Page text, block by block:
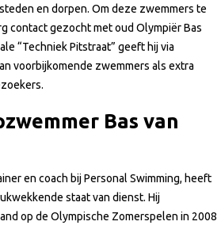
en dorpen. Om deze zwemmers te
contact gezocht met oud Olympiër Bas
“Techniek Pitstraat” geeft hij via
voorbijkomende zwemmers als extra
Bas van
en coach bij Personal Swimming, heeft
staat van dienst. Hij
op de Olympische Zomerspelen in 2008